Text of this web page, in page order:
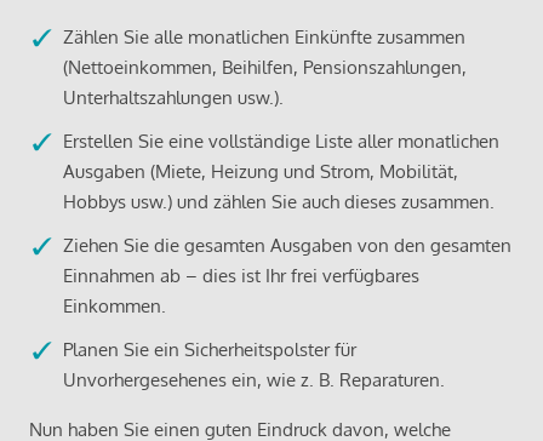
Zählen Sie alle monatlichen Einkünfte zusammen
(Nettoeinkommen, Beihilfen, Pensionszahlungen,
Unterhaltszahlungen usw.).
Erstellen Sie eine vollständige Liste aller monatlichen
Ausgaben (Miete, Heizung und Strom, Mobilität,
Hobbys usw.) und zählen Sie auch dieses zusammen.
Ziehen Sie die gesamten Ausgaben von den gesamten
Einnahmen ab – dies ist Ihr frei verfügbares
Einkommen.
Planen Sie ein Sicherheitspolster für
Unvorhergesehenes ein, wie z. B. Reparaturen.
Nun haben Sie einen guten Eindruck davon, welche